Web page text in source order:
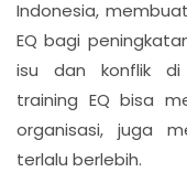
Indonesia,
EQ bagi
isu dan konflik di
training EQ bisa
organisasi, juga
terlalu berlebih.